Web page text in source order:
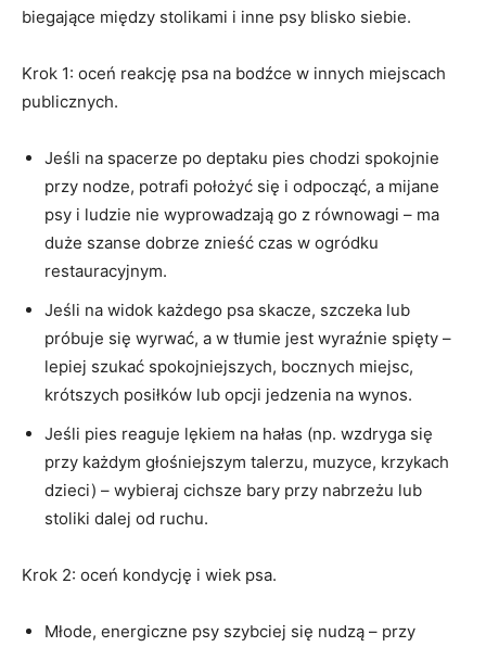
biegające między stolikami i inne psy blisko siebie.
Krok 1: oceń reakcję psa na bodźce w innych miejscach
publicznych.
Jeśli na spacerze po deptaku pies chodzi spokojnie
przy nodze, potrafi położyć się i odpocząć, a mijane
psy i ludzie nie wyprowadzają go z równowagi – ma
duże szanse dobrze znieść czas w ogródku
restauracyjnym.
Jeśli na widok każdego psa skacze, szczeka lub
próbuje się wyrwać, a w tłumie jest wyraźnie spięty –
lepiej szukać spokojniejszych, bocznych miejsc,
krótszych posiłków lub opcji jedzenia na wynos.
Jeśli pies reaguje lękiem na hałas (np. wzdryga się
przy każdym głośniejszym talerzu, muzyce, krzykach
dzieci) – wybieraj cichsze bary przy nabrzeżu lub
stoliki dalej od ruchu.
Krok 2: oceń kondycję i wiek psa.
Młode, energiczne psy szybciej się nudzą – przy